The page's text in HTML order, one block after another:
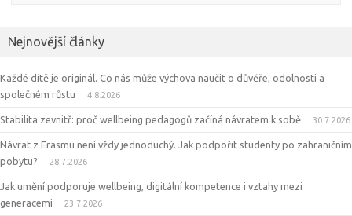
Nejnovější články
Každé dítě je originál. Co nás může výchova naučit o důvěře, odolnosti a
společném růstu
4.8.2026
Stabilita zevnitř: proč wellbeing pedagogů začíná návratem k sobě 30.7.2026
Návrat z Erasmu není vždy jednoduchý. Jak podpořit studenty po zahraničním
pobytu?
28.7.2026
Jak umění podporuje wellbeing, digitální kompetence i vztahy mezi
generacemi
23.7.2026